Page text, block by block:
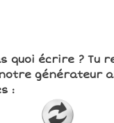
quoi écrire ? Tu
générateur
: